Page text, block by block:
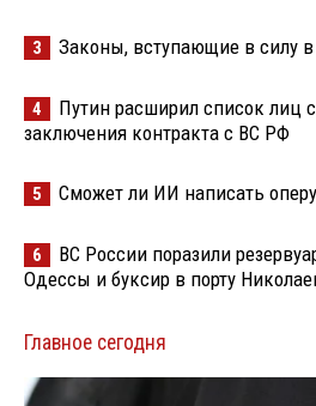
3 Законы, вступающие в силу в
4
Путин расширил список лиц
заключения контракта с ВС РФ
5 Сможет ли ИИ написать
6
ВС России поразили
Одессы и буксир в порту
Главное сегодня